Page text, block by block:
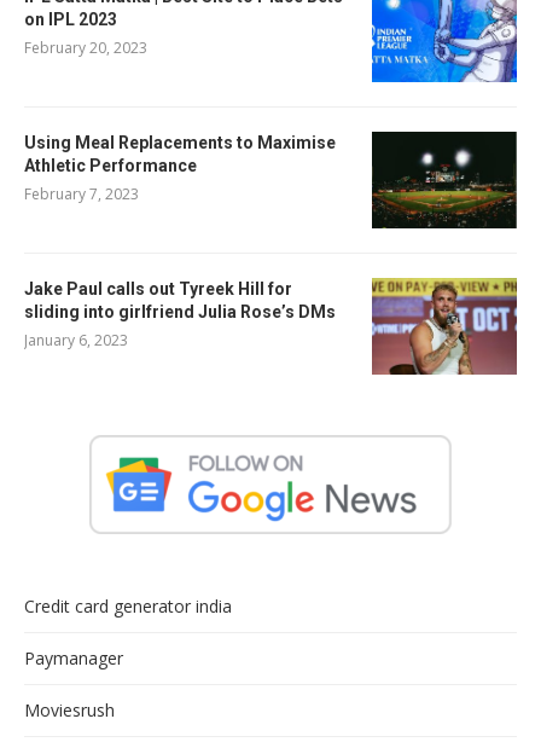
on IPL 2023
February 20, 2023
Using Meal Replacements to Maximise
Athletic Performance
February 7, 2023
Jake Paul calls out Tyreek Hill for
sliding into girlfriend Julia Rose’s DMs
January 6, 2023
Credit card generator india
Paymanager
Moviesrush